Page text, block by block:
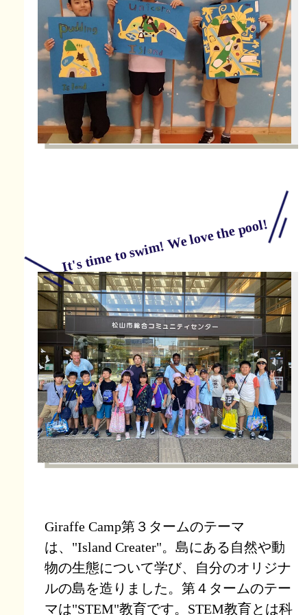
It's time to swim! We love the pool!
Giraffe Camp第３タームのテーマ
は、"Island Creater"。島にある自然や動
物の生態について学び、自分のオリジナ
ルの島を造りました。第４タームのテー
マは"STEM"教育です。STEM教育とは科